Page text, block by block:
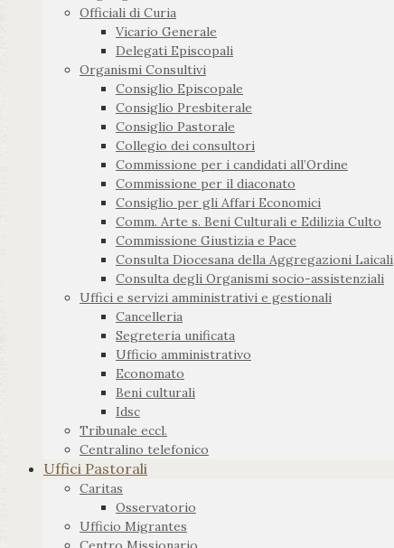
Officiali di Curia
Vicario Generale
Delegati Episcopali
Organismi Consultivi
Consiglio Episcopale
Consiglio Presbiterale
Consiglio Pastorale
Collegio dei consultori
Commissione per i candidati all’Ordine
Commissione per il diaconato
Consiglio per gli Affari Economici
Comm. Arte s. Beni Culturali e Edilizia Culto
Commissione Giustizia e Pace
Consulta Diocesana della Aggregazioni Laicali
Consulta degli Organismi socio-assistenziali
Uffici e servizi amministrativi e gestionali
Cancelleria
Segreteria unificata
Ufficio amministrativo
Economato
Beni culturali
Idsc
Tribunale eccl.
Centralino telefonico
Uffici Pastorali
Caritas
Osservatorio
Ufficio Migrantes